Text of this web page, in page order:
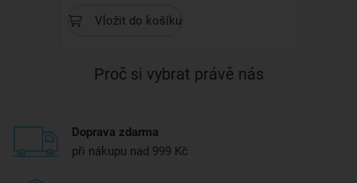
Vložit do košíku
Proč si vybrat právě nás
Doprava zdarma
při nákupu nad 999 Kč